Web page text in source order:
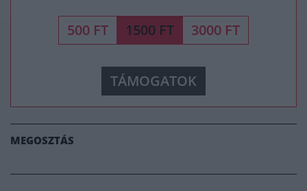
500 FT 1500 FT 3000 FT
TÁMOGATOK
MEGOSZTÁS